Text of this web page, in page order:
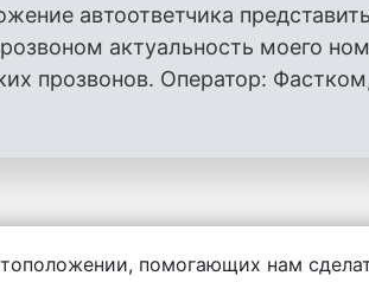
автоответчика
актуальность моего
прозвонов. Оператор:
информации, написанной
помогающих нам